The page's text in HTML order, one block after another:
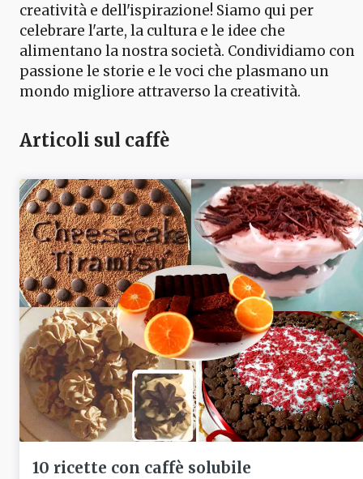
creatività e dell'ispirazione! Siamo qui per
celebrare l'arte, la cultura e le idee che
alimentano la nostra società. Condividiamo con
passione le storie e le voci che plasmano un
mondo migliore attraverso la creatività.
Articoli sul caffè
10 ricette con caffè solubile